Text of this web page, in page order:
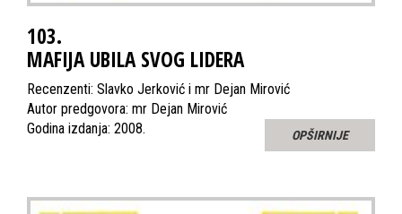
103.
MAFIJA UBILA SVOG LIDERA
Recenzenti: Slavko Jerković i mr Dejan Mirović
Autor predgovora: mr Dejan Mirović
Godina izdanja: 2008.
OPŠIRNIJE